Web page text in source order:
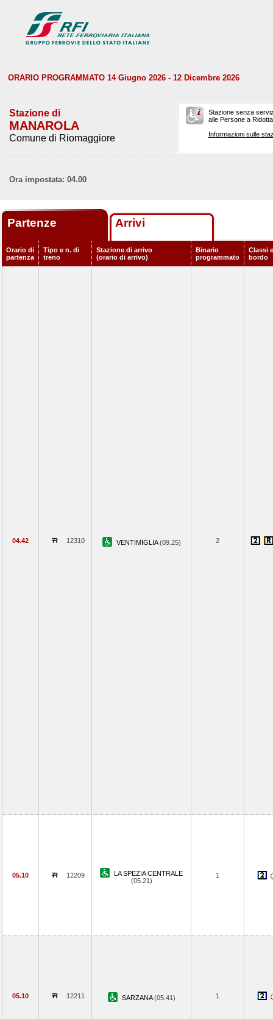
ORARIO PROGRAMMATO 14 Giugno 2026 - 12 Dicembre 2026
Stazione di
MANAROLA
Comune di Riomaggiore
Stazione senza
alle Persone a
Informazioni sulle
Ora impostata: 04.00
Partenze Arrivi
Orario di
partenza
Tipo e n. di
treno
Stazione di arrivo
(orario di arrivo)
Binario
programmato
Classi
bordo
04.42 12310 VENTIMIGLIA(09.25) 2
05.10 12209
LA SPEZIA CENTRALE
(05.21)
1
05.10 12211 SARZANA(05.41) 1